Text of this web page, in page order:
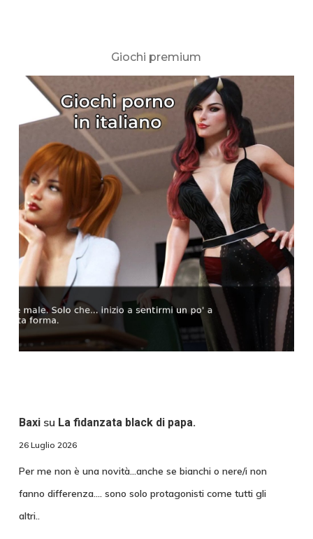
Giochi premium
Baxisu La fidanzata black di papa.
26 Luglio 2026
Per me non è una novità...anche se bianchi o nere/i non
fanno differenza.... sono solo protagonisti come tutti gli
altri..